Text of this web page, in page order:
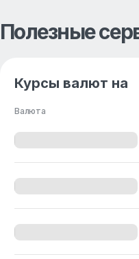
Полезные
Курсы валют на
Валюта